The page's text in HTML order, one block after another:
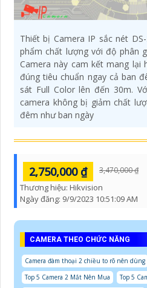
Thiết bị Camera IP sắc nét
phẩm chất lượng với độ phân
Camera này cam kết mang lại
đúng tiêu chuẩn ngay cả ban
sát Full Color lên đến 30m.
camera không bị giảm chất
đêm như ban ngày
2,750,000 ₫ 3,470,000 ₫
Thương hiệu: Hikvision
Ngày đăng: 9/9/2023 10:51:09 AM
CAMERA THEO CHỨC NĂNG
Camera đàm thoại 2 chiều to rõ nên dùng
Top 5 Camera 2 Mắt Nên Mua
Top 5